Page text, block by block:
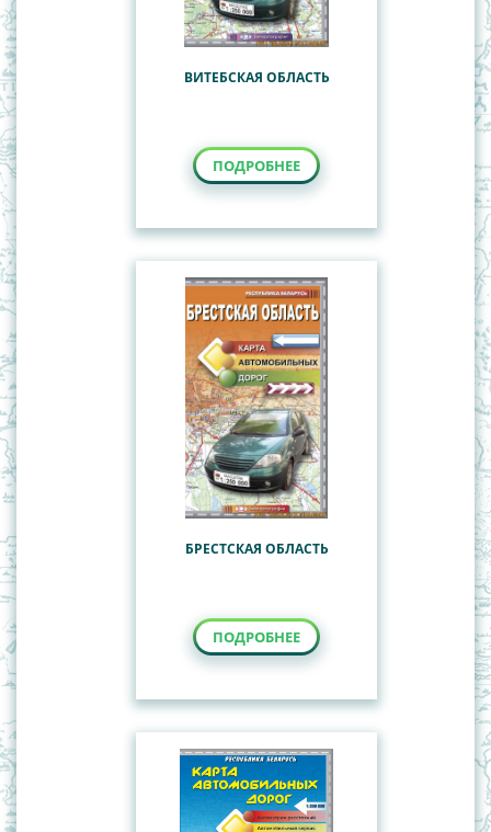
ВИТЕБСКАЯ ОБЛАСТЬ
ПОДРОБНЕЕ
БРЕСТСКАЯ ОБЛАСТЬ
ПОДРОБНЕЕ